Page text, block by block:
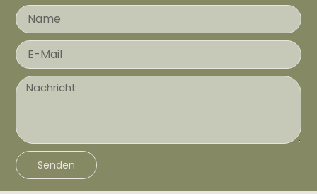
Name
E-
Mail
Nachricht
Senden